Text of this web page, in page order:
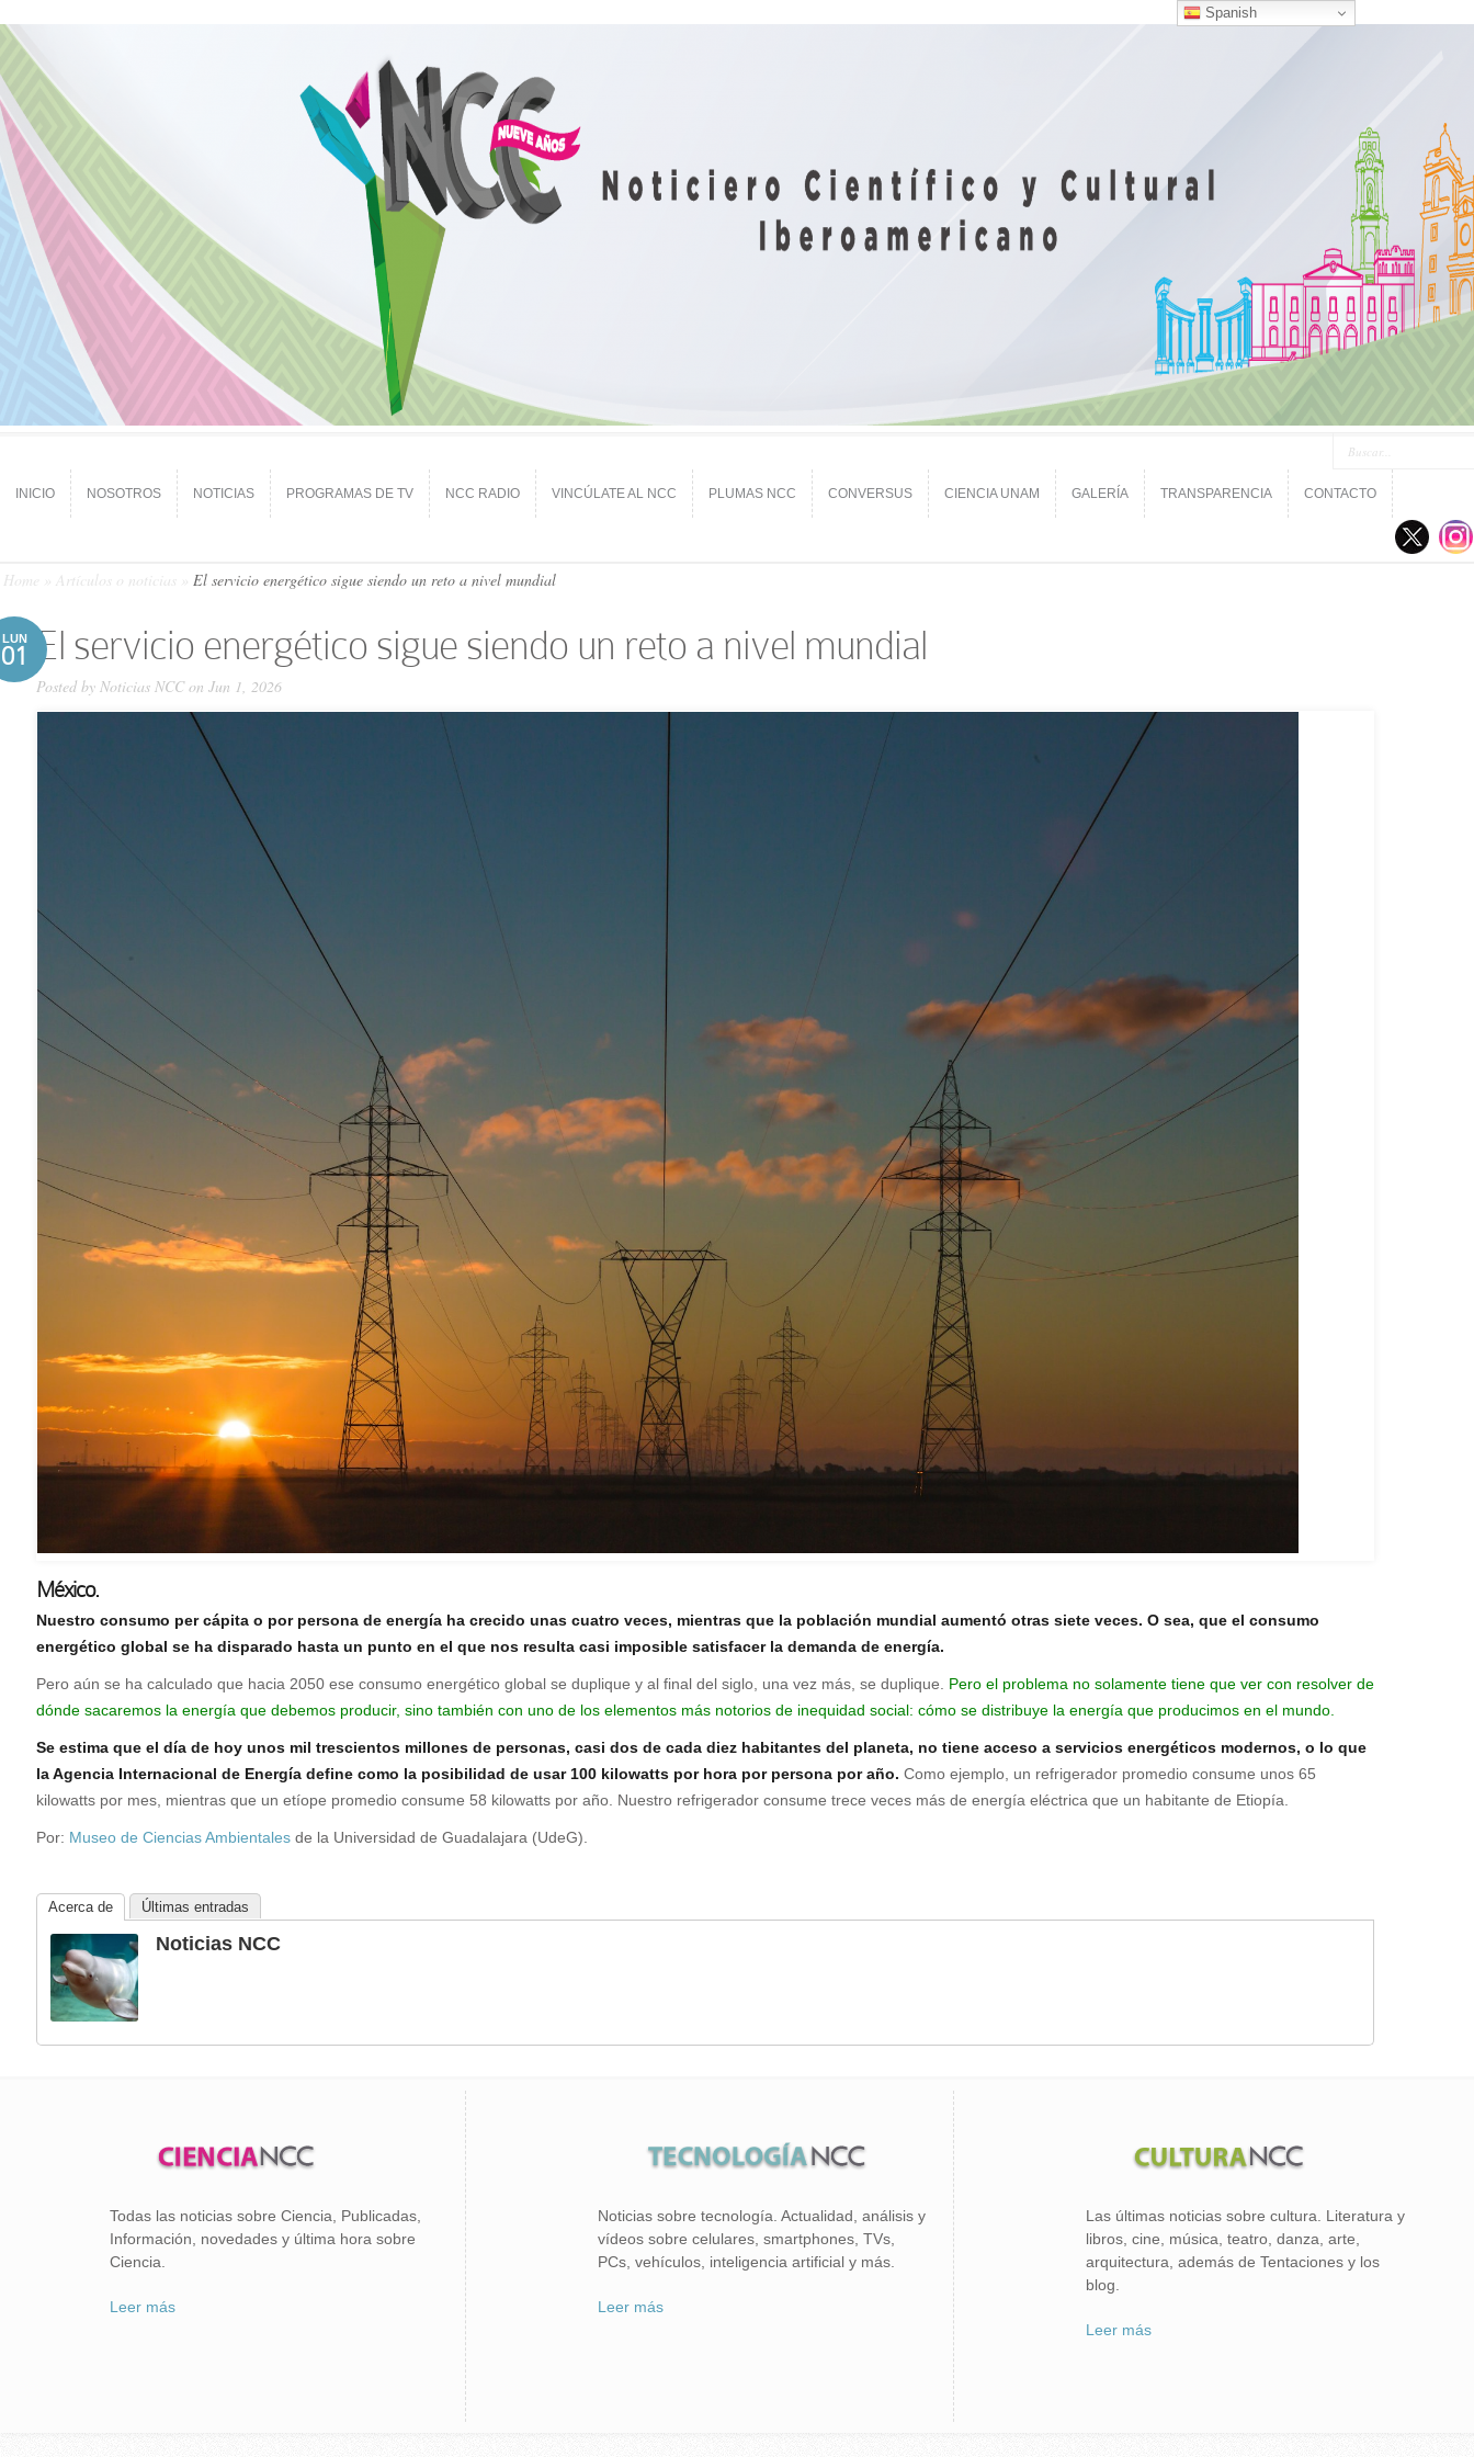
INICIO NOSOTROS NOTICIAS PROGRAMAS DE TV NCC RADIO VINCÚLATE AL NCC PLUMAS NCC CONVERSUS CIENCIA UNAM GALERÍA TRANSPARENCIA CONTACTO
Home Artículos o noticias El servicio energético sigue siendo un reto a nivel mundial
LUN
01 El servicio energético sigue siendo un reto a nivel mundial
Posted by Noticias NCCon Jun 1, 2026
México.
Nuestro consumo per cápita o por persona de energía ha crecido unas cuatro veces, mientras que la población mundial aumentó otras siete veces. O sea, que el consumo
energético global se ha disparado hasta un punto en el que nos resulta casi imposible satisfacer la demanda de energía.
Pero aún se ha calculado que hacia 2050 ese consumo energético global se duplique y al final del siglo, una vez más, se duplique.
Pero el problema no solamente tiene que ver con resolver de
dónde sacaremos la energía que debemos producir, sino también con uno de los elementos más notorios de inequidad social: cómo se distribuye la energía que producimos en el mundo.
Se estima que el día de hoy unos mil trescientos millones de personas, casi dos de cada diez habitantes del planeta, no tiene acceso a servicios energéticos modernos, o lo que
la Agencia Internacional de Energía define como la posibilidad de usar 100 kilowatts por hora por persona por año. Como ejemplo, un refrigerador promedio consume unos 65
kilowatts por mes, mientras que un etíope promedio consume 58 kilowatts por año. Nuestro refrigerador consume trece veces más de energía eléctrica que un habitante de Etiopía.
Por: Museo de Ciencias Ambientales de la Universidad de Guadalajara (UdeG).
Acerca de Últimas entradas
Noticias NCC
Todas las noticias sobre Ciencia, Publicadas,
Información, novedades y última hora sobre
Ciencia.
Leer más
Noticias sobre tecnología. Actualidad, análisis y
vídeos sobre celulares, smartphones, TVs,
PCs, vehículos, inteligencia artificial y más.
Leer más
Las últimas noticias sobre cultura. Literatura y
libros, cine, música, teatro, danza, arte,
arquitectura, además de Tentaciones y los
blog.
Leer más
Spanish